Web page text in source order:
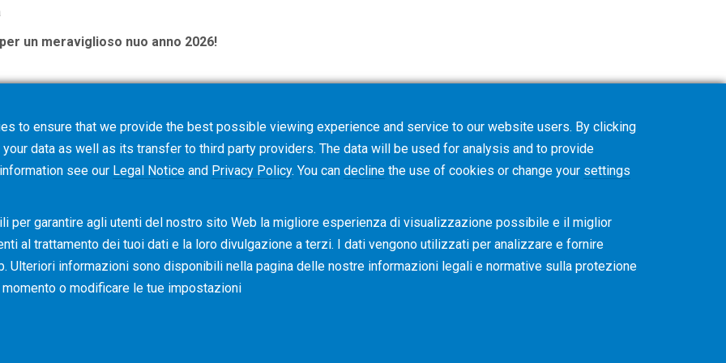
un meraviglioso nuo anno 2026!
to ensure that we provide the best possible viewing experience and service to our website users. By clicking
data as well as its transfer to third party providers. The data will be used for analysis and to provide
see our Legal Notice and Privacy Policy. You can decline the use of cookies or change your settings
per garantire agli utenti del nostro sito Web la migliore esperienza di visualizzazione possibile e il miglior
al ​​trattamento dei tuoi dati e la loro divulgazione a terzi. I dati vengono utilizzati per analizzare e fornire
Ulteriori informazioni sono disponibili nella pagina delle nostre informazioni legali e normative sulla protezione
o modificare le tue impostazioni